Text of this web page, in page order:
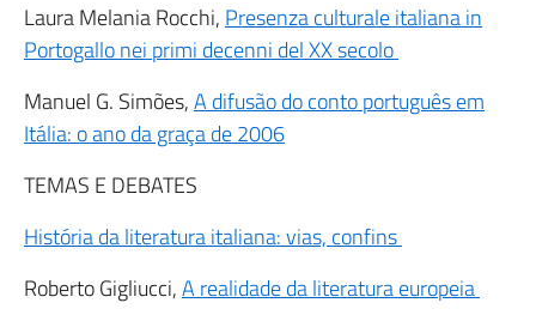
Laura Melania Rocchi, Presenza culturale italiana in
Portogallo nei primi decenni del XX secolo
Manuel G. Simões,A difusão do conto português em
Itália: o ano da graça de 2006
TEMAS E DEBATES
História da literatura italiana: vias, confins
Roberto Gigliucci,A realidade da literatura europeia